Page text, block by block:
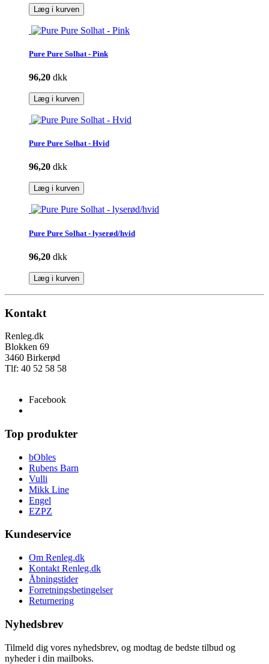
Læg i kurven
Pure Pure Solhat - Pink
96,20 dkk
Læg i kurven
Pure Pure Solhat - Hvid
96,20 dkk
Læg i kurven
Pure Pure Solhat - lyserød/hvid
96,20 dkk
Læg i kurven
Kontakt
Renleg.dk
Blokken 69
3460 Birkerød
Tlf: 40 52 58 58
Facebook
Top produkter
bObles
Rubens Barn
Vulli
Mikk Line
Engel
EZPZ
Kundeservice
Om Renleg.dk
Kontakt Renleg.dk
Åbningstider
Forretningsbetingelser
Returnering
Nyhedsbrev
Tilmeld dig vores nyhedsbrev, og modtag de bedste tilbud og
nyheder i din mailboks.